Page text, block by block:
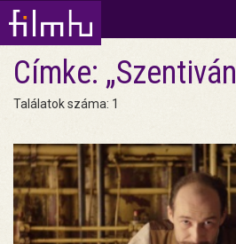
Címke:
Találatok száma: 1